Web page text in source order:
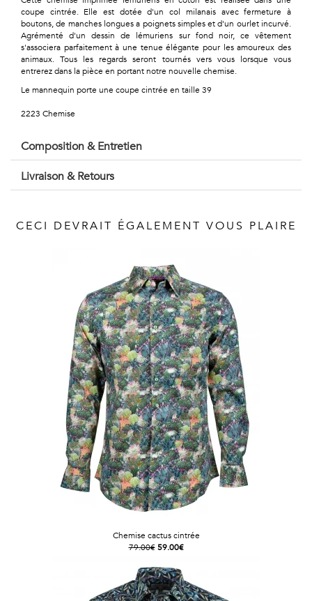
Urbain
Pop
Vintage
Voir
coupe cintrée. Elle est dotée d'un col milanais avec fermeture à
boutons, de manches longues a poignets simples et d'un ourlet incurvé.
Agrémenté d'un dessin de lémuriens sur fond noir, ce vêtement
s'associera parfaitement à une tenue élégante pour les amoureux des
animaux. Tous les regards seront tournés vers vous lorsque vous
entrerez dans la pièce en portant notre nouvelle chemise.
Le mannequin porte une coupe cintrée en taille 39
2223 Chemise
Composition & Entretien
Livraison & Retours
CECI DEVRAIT ÉGALEMENT VOUS PLAIRE
Chemise cactus cintrée
79.00€ 59.00€